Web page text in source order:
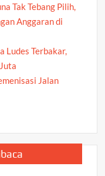
Tak Tebang Pilih,
Anggaran di
Ludes Terbakar,
Jalan